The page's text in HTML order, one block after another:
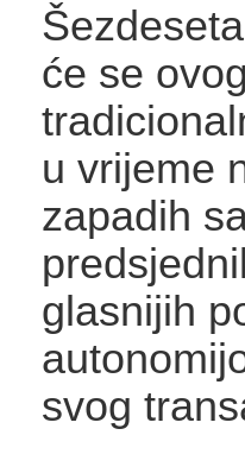
će se
u vrijeme
zapadih
glasnijih
svog